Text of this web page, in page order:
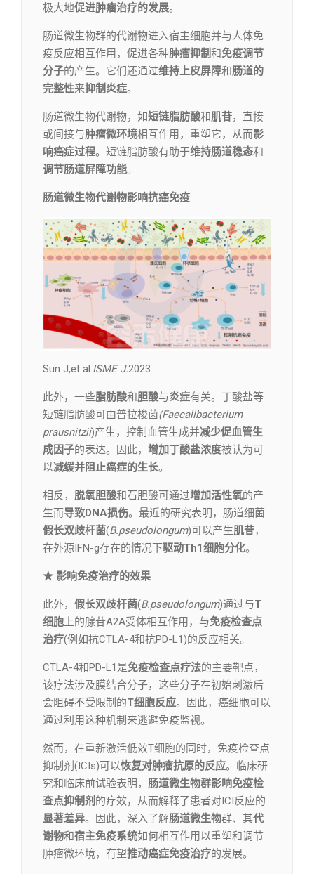
极大地促进肿瘤治疗的发展。
肠道微生物群的代谢物进入宿主细胞并与人体免
疫反应相互作用，促进各种肿瘤抑制和免疫调节
分子的产生。它们还通过维持上皮屏障和肠道的
完整性来抑制炎症。
肠道微生物代谢物，如短链脂肪酸和肌苷，直接
或间接与肿瘤微环境相互作用，重塑它，从而影
响癌症过程。短链脂肪酸有助于维持肠道稳态和
调节肠道屏障功能。
肠道微生物代谢物影响抗癌免疫
Sun J,et al.ISME J.2023
此外，一些脂肪酸和胆酸与炎症有关。丁酸盐等
短链脂肪酸可由普拉梭菌(Faecalibacterium
prausnitzii)产生，控制血管生成并减少促血管生
成因子的表达。因此， 增加丁酸盐浓度被认为可
以减缓并阻止癌症的生长。
相反， 脱氧胆酸和石胆酸可通过增加活性氧的产
生而导致DNA损伤。最近的研究表明，肠道细菌
假长双歧杆菌(B.pseudolongum)可以产生肌苷，
在外源IFN-g存在的情况下驱动Th1细胞分化。
★ 影响免疫治疗的效果
此外， 假长双歧杆菌(B.pseudolongum)通过与T
细胞 上的腺苷A2A受体相互作用，与免疫检查点
治疗(例如抗CTLA-4和抗PD-L1)的反应相关。
CTLA-4和PD-L1是免疫检查点疗法的主要靶点，
该疗法涉及膜结合分子，这些分子在初始刺激后
会阻碍不受限制的T细胞反应。因此，癌细胞可以
通过利用这种机制来逃避免疫监视。
然而，在重新激活低效T细胞的同时，免疫检查点
抑制剂(ICIs)可以恢复对肿瘤抗原的反应。临床研
究和临床前试验表明， 肠道微生物群影响免疫检
查点抑制剂 的疗效，从而解释了患者对ICI反应的
显著差异。因此，深入了解肠道微生物群、其代
谢物和宿主免疫系统如何相互作用以重塑和调节
肿瘤微环境，有望推动癌症免疫治疗的发展。